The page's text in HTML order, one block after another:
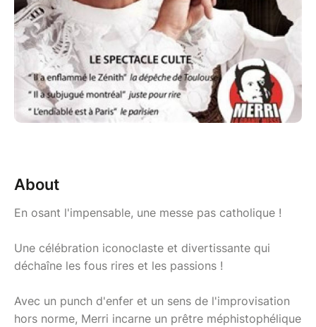
About
En osant l'impensable, une messe pas catholique !
Une célébration iconoclaste et divertissante qui
déchaîne les fous rires et les passions !
Avec un punch d'enfer et un sens de l'improvisation
hors norme, Merri incarne un prêtre méphistophélique